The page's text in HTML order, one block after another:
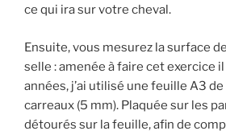
ce qui ira sur votre cheval.
Ensuite, vous mesurez la surface
selle : amenée à faire cet exercice
années, j’ai utilisé une feuille A3
carreaux (5 mm). Plaquée sur les
détourés sur la feuille, afin de